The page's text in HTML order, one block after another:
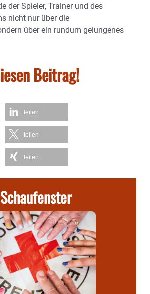
der Spieler, Trainer und des
nicht nur über die
über ein rundum gelungenes
Beitrag!
teilen
teilen
teilen
Schaufenster